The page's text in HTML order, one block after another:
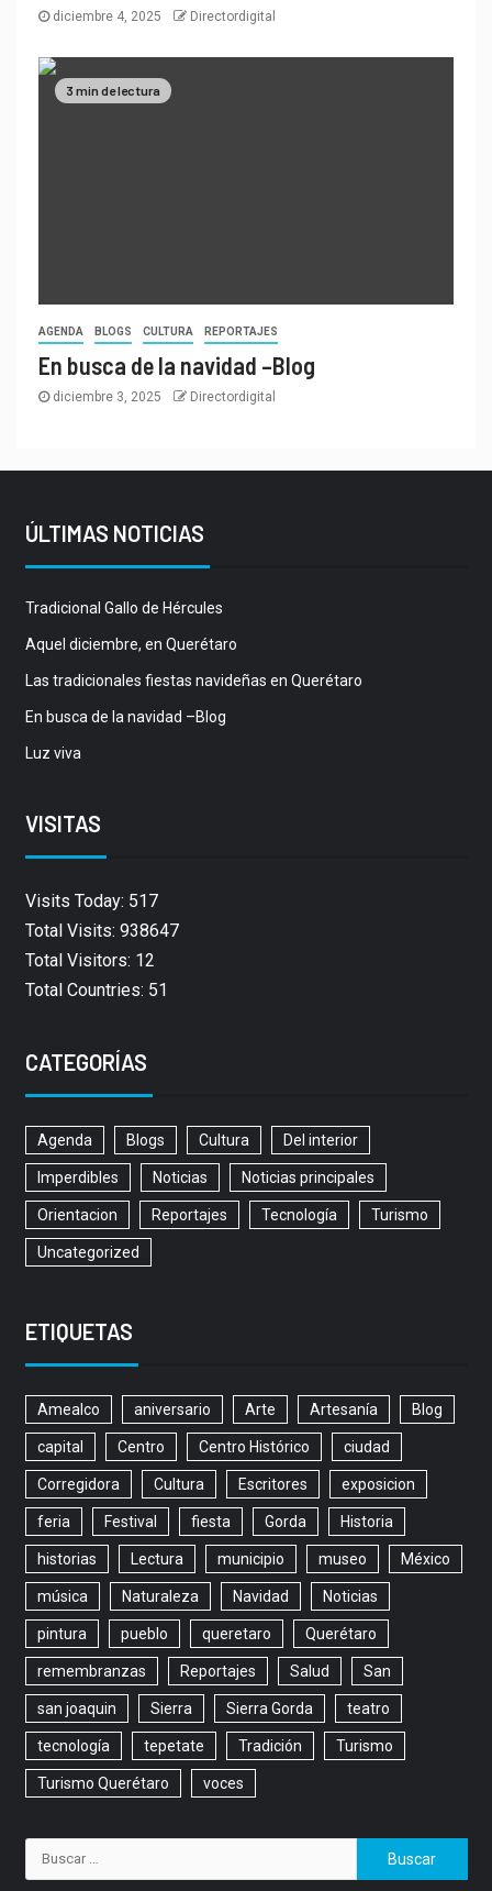
diciembre 4, 2025 Directordigital
3 min de lectura
AGENDA BLOGS CULTURA REPORTAJES
En busca de la navidad –Blog
diciembre 3, 2025 Directordigital
ÚLTIMAS NOTICIAS
Tradicional Gallo de Hércules
Aquel diciembre, en Querétaro
Las tradicionales fiestas navideñas en Querétaro
En busca de la navidad –Blog
Luz viva
VISITAS
Visits Today: 517
Total Visits: 938647
Total Visitors: 12
Total Countries: 51
CATEGORÍAS
Agenda Blogs Cultura Del interior
Imperdibles Noticias Noticias principales
Orientacion Reportajes Tecnología Turismo
Uncategorized
ETIQUETAS
Amealco aniversario Arte Artesanía Blog
capital Centro Centro Histórico ciudad
Corregidora Cultura Escritores exposicion
feria Festival fiesta Gorda Historia
historias Lectura municipio museo México
música Naturaleza Navidad Noticias
pintura pueblo queretaro Querétaro
remembranzas Reportajes Salud San
san joaquin Sierra Sierra Gorda teatro
tecnología tepetate Tradición Turismo
Turismo Querétaro voces